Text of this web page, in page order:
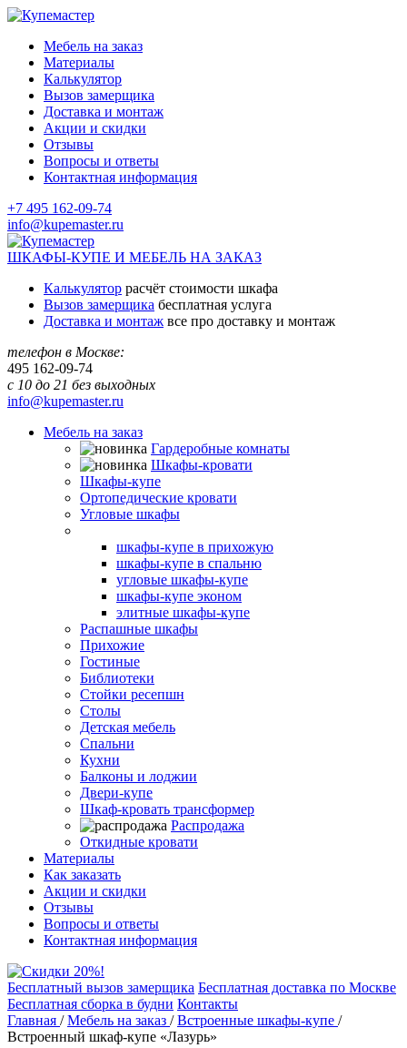
Мебель на заказ
Материалы
Калькулятор
Вызов замерщика
Доставка и монтаж
Акции и скидки
Отзывы
Вопросы и ответы
Контактная информация
+7 495 162-09-74
info@kupemaster.ru
ШКАФЫ-КУПЕ И МЕБЕЛЬ НА ЗАКАЗ
Калькулятор расчёт стоимости шкафа
Вызов замерщика бесплатная услуга
Доставка и монтаж все про доставку и монтаж
телефон в Москве:
495 162-09-74
с 10 до 21 без выходных
info@kupemaster.ru
Мебель на заказ
Гардеробные комнаты
Шкафы-кровати
Шкафы-купе
Ортопедические кровати
Угловые шкафы
шкафы-купе в прихожую
шкафы-купе в спальню
угловые шкафы-купе
шкафы-купе эконом
элитные шкафы-купе
Распашные шкафы
Прихожие
Гостиные
Библиотеки
Стойки ресепшн
Столы
Детская мебель
Спальни
Кухни
Балконы и лоджии
Двери-купе
Шкаф-кровать трансформер
Распродажа
Откидные кровати
Материалы
Как заказать
Акции и скидки
Отзывы
Вопросы и ответы
Контактная информация
Бесплатный вызов замерщика Бесплатная доставка по Москве
Бесплатная сборка в будни Контакты
Главная /Мебель на заказ /Встроенные шкафы-купе /
Встроенный шкаф-купе «Лазурь»